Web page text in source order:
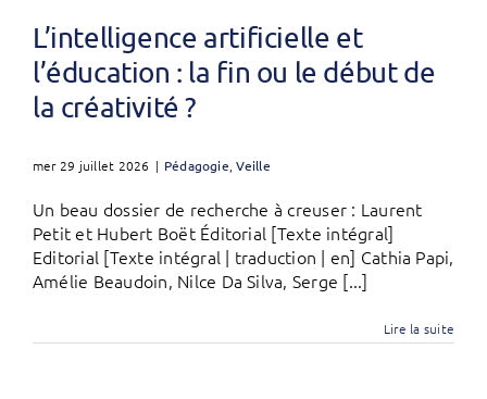
L’intelligence artificielle et
l’éducation : la fin ou le début de
la créativité ?
mer 29 juillet 2026 | Pédagogie ,Veille
Un beau dossier de recherche à creuser : Laurent
Petit et Hubert Boët Éditorial [Texte intégral]
Editorial [Texte intégral | traduction | en] Cathia Papi,
Amélie Beaudoin, Nilce Da Silva, Serge [...]
Lire la suite